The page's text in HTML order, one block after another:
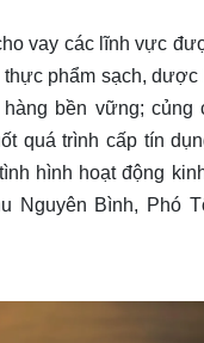
vay các lĩnh vực
phẩm sạch,
bền vững; củng
quá trình cấp tín
hình hoạt động
Nguyên Bình, Phó